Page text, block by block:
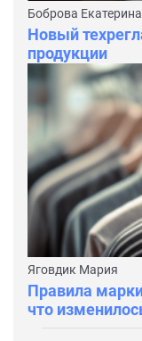
Боброва
Новый
продукции
Яговдик Мария
Правила
что